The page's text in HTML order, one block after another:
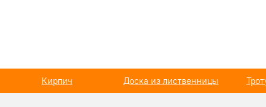
Кирпич Доска из лиственницы